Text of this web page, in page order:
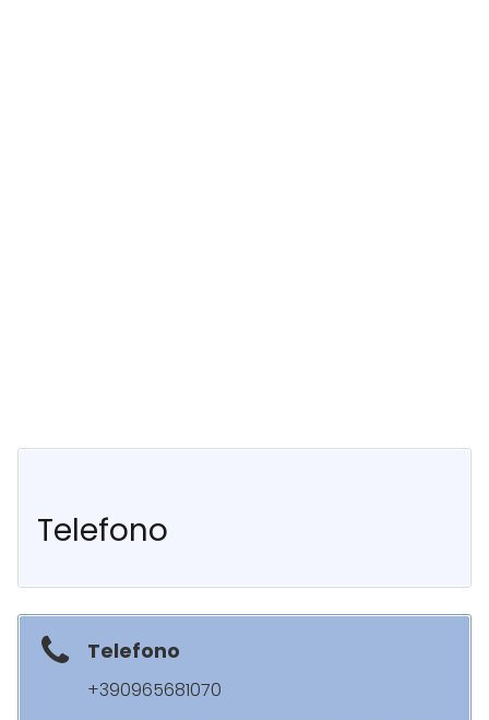
Telefono
Telefono
+390965681070